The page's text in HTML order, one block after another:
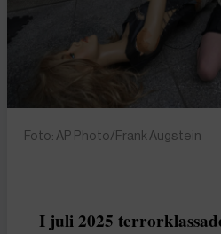
Foto: AP Photo/Frank Augstein
I juli 2025